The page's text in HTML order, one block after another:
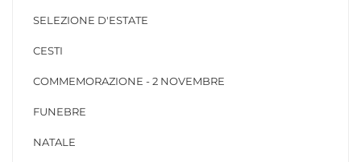
SELEZIONE D'ESTATE
CESTI
COMMEMORAZIONE - 2 NOVEMBRE
FUNEBRE
NATALE